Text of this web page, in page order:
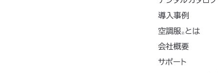
導入事例
導入事例
共同開発
工場シミュレーシ
空調服🄬 とは
空調服 ®とは
開発秘話
会社概要
企業理念
サポート